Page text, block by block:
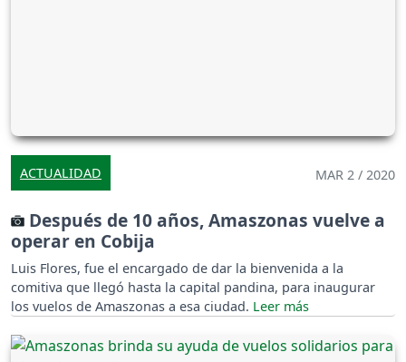
ACTUALIDAD MAR 2 / 2020
Después de 10 años, Amaszonas vuelve a
operar en Cobija
Luis Flores, fue el encargado de dar la bienvenida a la
comitiva que llegó hasta la capital pandina, para inaugurar
los vuelos de Amaszonas a esa ciudad.